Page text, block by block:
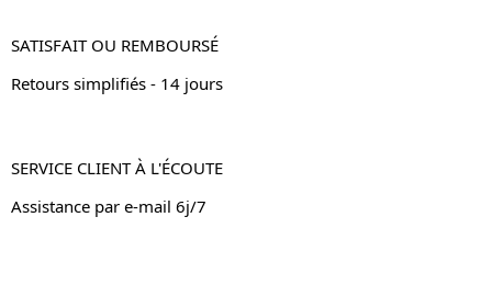
SATISFAIT OU REMBOURSÉ
Retours simplifiés - 14 jours
SERVICE CLIENT À L'ÉCOUTE
Assistance par e-mail 6j/7